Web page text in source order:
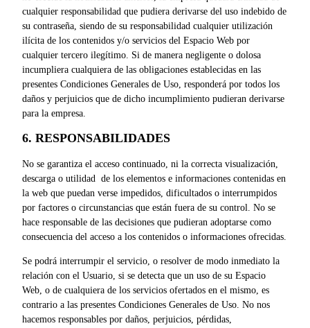
cualquier responsabilidad que pudiera derivarse del uso indebido de
su contraseña, siendo de su responsabilidad cualquier utilización
ilícita de los contenidos y/o servicios del Espacio Web por
cualquier tercero ilegítimo. Si de manera negligente o dolosa
incumpliera cualquiera de las obligaciones establecidas en las
presentes Condiciones Generales de Uso, responderá por todos los
daños y perjuicios que de dicho incumplimiento pudieran derivarse
para la empresa.
6. RESPONSABILIDADES
No se garantiza el acceso continuado, ni la correcta visualización,
descarga o utilidad de los elementos e informaciones contenidas en
la web que puedan verse impedidos, dificultados o interrumpidos
por factores o circunstancias que están fuera de su control. No se
hace responsable de las decisiones que pudieran adoptarse como
consecuencia del acceso a los contenidos o informaciones ofrecidas.
Se podrá interrumpir el servicio, o resolver de modo inmediato la
relación con el Usuario, si se detecta que un uso de su Espacio
Web, o de cualquiera de los servicios ofertados en el mismo, es
contrario a las presentes Condiciones Generales de Uso. No nos
hacemos responsables por daños, perjuicios, pérdidas,